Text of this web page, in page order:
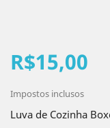
R$15,00
Impostos inclusos
Luva de Cozinha